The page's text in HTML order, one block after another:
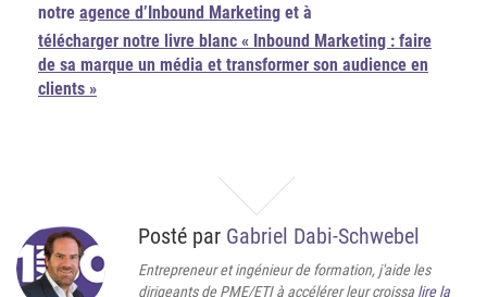
notre agence d’Inbound Marketing et à
télécharger notre livre blanc « Inbound Marketing : faire
de sa marque un média et transformer son audience en
clients »
Posté par Gabriel Dabi-Schwebel
Entrepreneur et ingénieur de formation, j'aide les
dirigeants de PME/ETI à accélérer leur croissa lire la